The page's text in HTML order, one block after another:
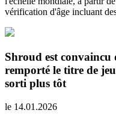
vérification d'âge incluant
Shroud est
remporté le titre de
sorti plus tôt
le 14.01.2026